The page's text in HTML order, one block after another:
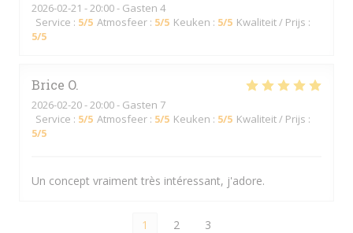
2026-02-21 - 20:00 - Gasten 4
Service : 5/5 Atmosfeer : 5/5 Keuken : 5/5 Kwaliteit / Prijs :
5/5
Brice O
2026-02-20- 20:00 - Gasten 7
Service : 5/5 Atmosfeer : 5/5 Keuken : 5/5 Kwaliteit / Prijs :
5/5
Un concept vraiment très intéressant, j'adore.
1 2 3